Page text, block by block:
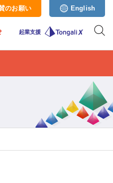
のお願い English
起業支援